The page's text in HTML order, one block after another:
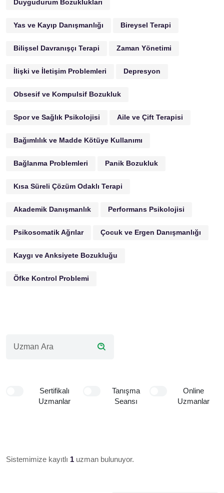
Duygudurum Bozuklukları
Yas ve Kayıp Danışmanlığı Bireysel Terapi
Bilişsel Davranışçı Terapi Zaman Yönetimi
İlişki ve İletişim Problemleri Depresyon
Obsesif ve Kompulsif Bozukluk
Spor ve Sağlık Psikolojisi Aile ve Çift Terapisi
Bağımlılık ve Madde Kötüye Kullanımı
Bağlanma Problemleri Panik Bozukluk
Kısa Süreli Çözüm Odaklı Terapi
Akademik Danışmanlık Performans Psikolojisi
Psikosomatik Ağrılar Çocuk ve Ergen Danışmanlığı
Kaygı ve Anksiyete Bozukluğu
Öfke Kontrol Problemi
Sertifikalı
Uzmanlar
Tanışma
Seansı
Online
Uzmanlar
Sistemimize kayıtlı 1 uzman bulunuyor.